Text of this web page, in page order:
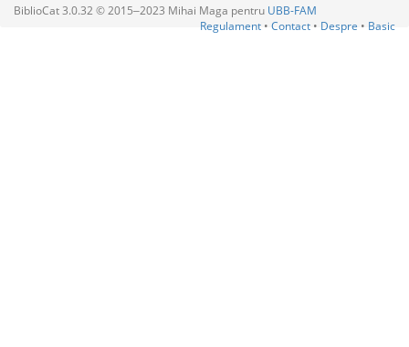
BiblioCat 3.0.32 © 2015‒2023 Mihai Maga pentru UBB-FAM
Regulament • Contact • Despre • Basic